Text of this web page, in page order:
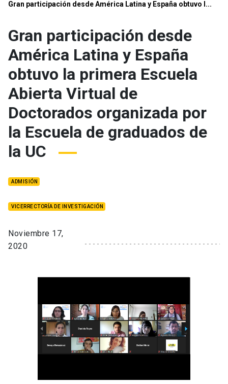
Gran participación desde América Latina y España obtuvo l...
Gran participación desde
América Latina y España
obtuvo la primera Escuela
Abierta Virtual de
Doctorados organizada por
la Escuela de graduados de
la UC
ADMISIÓN
VICERRECTORÍA DE INVESTIGACIÓN
Noviembre 17,
2020